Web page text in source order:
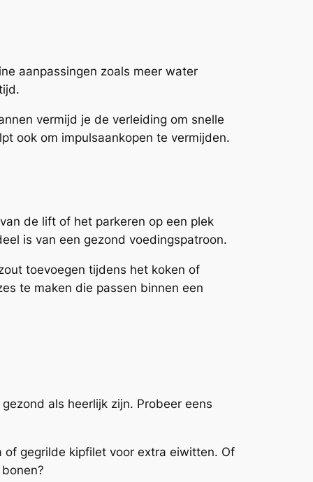
aanpassingen zoals meer water
vermijd je de verleiding om snelle
ook om impulsaankopen te vermijden.
de lift of het parkeren op een plek
is van een gezond voedingspatroon.
toevoegen tijdens het koken of
te maken die passen binnen een
als heerlijk zijn. Probeer eens
gegrilde kipfilet voor extra eiwitten. Of